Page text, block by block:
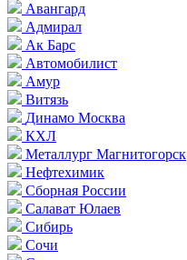
Авангард
Адмирал
Ак Барс
Автомобилист
Амур
Витязь
Динамо Москва
КХЛ
Металлург Магнитогорск
Нефтехимик
Сборная России
Салават Юлаев
Сибирь
Сочи